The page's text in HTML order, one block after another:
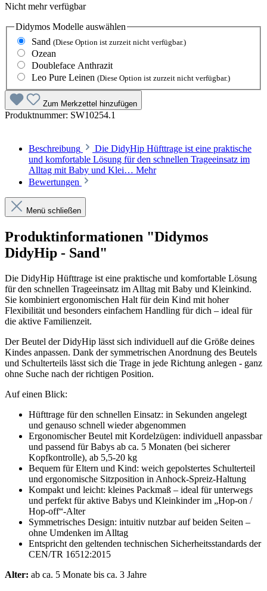
Nicht mehr verfügbar
Didymos Modelle auswählen
Sand (Diese Option ist zurzeit nicht verfügbar.)
Ozean
Doubleface Anthrazit
Leo Pure Leinen (Diese Option ist zurzeit nicht verfügbar.)
Zum Merkzettel hinzufügen
Produktnummer: SW10254.1
Beschreibung
Die DidyHip Hüfttrage ist eine praktische
und komfortable Lösung für den schnellen Trageeinsatz im
Alltag mit Baby und Klei… Mehr
Bewertungen
Menü schließen
Produktinformationen "Didymos
DidyHip - Sand"
Die DidyHip Hüfttrage ist eine praktische und komfortable Lösung
für den schnellen Trageeinsatz im Alltag mit Baby und Kleinkind.
Sie kombiniert ergonomischen Halt für dein Kind mit hoher
Flexibilität und besonders einfachem Handling für dich – ideal für
die aktive Familienzeit.
Der Beutel der DidyHip lässt sich individuell auf die Größe deines
Kindes anpassen. Dank der symmetrischen Anordnung des Beutels
und Schulterteils lässt sich die Trage in jede Richtung anlegen - ganz
ohne Suche nach der richtigen Position.
Auf einen Blick:
Hüfttrage für den schnellen Einsatz: in Sekunden angelegt
und genauso schnell wieder abgenommen
Ergonomischer Beutel mit Kordelzügen: individuell anpassbar
und passend für Babys ab ca. 5 Monaten (bei sicherer
Kopfkontrolle), ab 5,5-20 kg
Bequem für Eltern und Kind: weich gepolstertes Schulterteil
und ergonomische Sitzposition in Anhock-Spreiz-Haltung
Kompakt und leicht: kleines Packmaß – ideal für unterwegs
und perfekt für aktive Babys und Kleinkinder im „Hop-on /
Hop-off“-Alter
Symmetrisches Design: intuitiv nutzbar auf beiden Seiten –
ohne Umdenken im Alltag
Entspricht den geltenden technischen Sicherheitsstandards der
CEN/TR 16512:2015
Alter: ab ca. 5 Monate bis ca. 3 Jahre